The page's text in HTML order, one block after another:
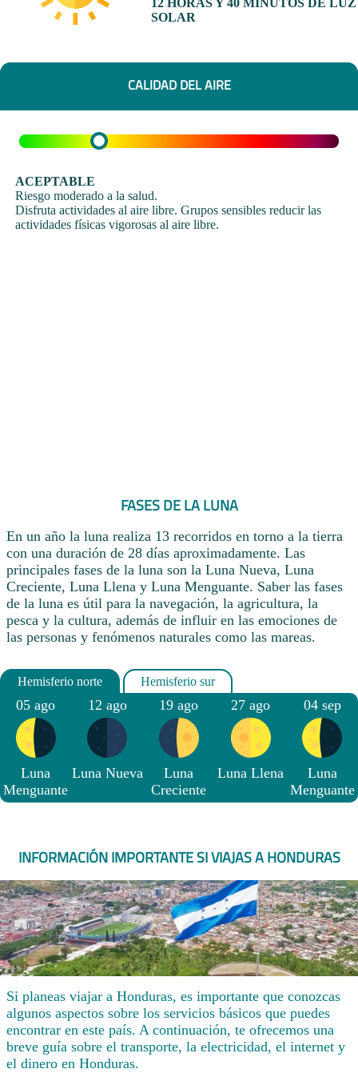
12 HORAS Y 40 MINUTOS DE LUZ
SOLAR
CALIDAD DEL AIRE
ACEPTABLE
Riesgo moderado a la salud.
Disfruta actividades al aire libre. Grupos sensibles reducir las
actividades físicas vigorosas al aire libre.
FASES DE LA LUNA
En un año la luna realiza 13 recorridos en torno a la tierra
con una duración de 28 días aproximadamente. Las
principales fases de la luna son la Luna Nueva, Luna
Creciente, Luna Llena y Luna Menguante. Saber las fases
de la luna es útil para la navegación, la agricultura, la
pesca y la cultura, además de influir en las emociones de
las personas y fenómenos naturales como las mareas.
05 ago
Luna
Menguante
12 ago
Luna Nueva
19 ago
Luna
Creciente
27 ago
Luna Llena
04 sep
Luna
Menguante
INFORMACIÓN IMPORTANTE SI VIAJAS A HONDURAS
Si planeas viajar a Honduras, es importante que conozcas
algunos aspectos sobre los servicios básicos que puedes
encontrar en este país. A continuación, te ofrecemos una
breve guía sobre el transporte, la electricidad, el internet y
el dinero en Honduras.